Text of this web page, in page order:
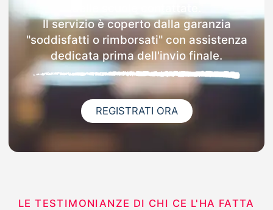
Il servizio è coperto dalla garanzia
"soddisfatti o rimborsati" con assistenza
dedicata prima dell'invio finale.
REGISTRATI ORA
LE TESTIMONIANZE DI CHI CE L'HA FATTA